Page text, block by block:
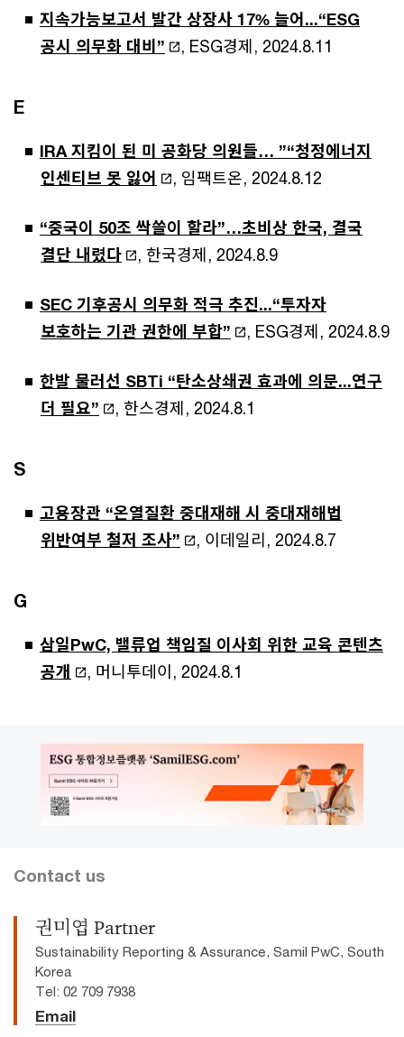
지속가능보고서 발간 상장사 17% 늘어...“ESG
공시 의무화 대비”
, ESG경제, 2024.8.11
E
IRA 지킴이 된 미 공화당 의원들… ”“청정에너지
인센티브 못 잃어
, 임팩트온, 2024.8.12
“중국이 50조 싹쓸이 할라”…초비상 한국, 결국
결단 내렸다
, 한국경제, 2024.8.9
SEC 기후공시 의무화 적극 추진...“투자자
보호하는 기관 권한에 부합”
, ESG경제, 2024.8.9
한발 물러선 SBTi “탄소상쇄권 효과에 의문...연구
더 필요”
, 한스경제, 2024.8.1
S
고용장관 “온열질환 중대재해 시 중대재해법
위반여부 철저 조사”
, 이데일리, 2024.8.7
G
삼일PwC, 밸류업 책임질 이사회 위한 교육 콘텐츠
공개
, 머니투데이, 2024.8.1
Contact us
권미엽 Partner
Sustainability Reporting & Assurance, Samil PwC, South
Korea
Tel: 02 709 7938
Email